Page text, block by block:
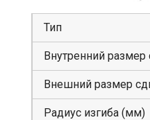
Тип
Внутренний
Внешний размер
Радиус изгиба (мм)